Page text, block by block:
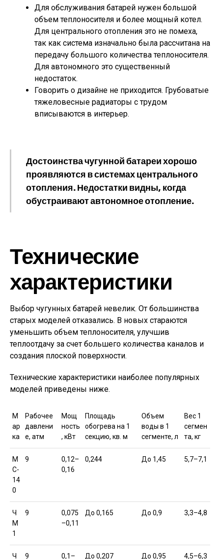
Для обслуживания батарей нужен большой
объем теплоносителя и более мощный котел.
Для центрального отопления это не помеха,
так как система изначально была рассчитана на
передачу большого количества теплоносителя.
Для автономного это существенный
недостаток.
Говорить о дизайне не приходится. Грубоватые
тяжеловесные радиаторы с трудом
вписываются в интерьер.
Достоинства чугунной батареи хорошо
проявляются в системах центрального
отопления. Недостатки видны, когда
обустраивают автономное отопление.
Технические
характеристики
Выбор чугунных батарей невелик. От большинства
старых моделей отказались. В новых стараются
уменьшить объем теплоносителя, улучшив
теплоотдачу за счет большего количества каналов и
создания плоской поверхности.
Технические характеристики наиболее популярных
моделей приведены ниже.
М
ар
ка
Рабочее
давлени
е, атм
Мощ
ность
, кВт
Площадь
обогрева на 1
секцию, кв. м
Объем
воды в 1
сегменте, л
Вес 1
сегмен
та, кг
М
С-
14
0
9
0,12–
0,16
0,244 До 1,45 5,7–7,1
Ч
М
1
9
0,075
–0,11
До 0,165 До 0,9 3,3–4,8
Ч
9
0,1–
До 0,207 До 0,95 4,5–6,3